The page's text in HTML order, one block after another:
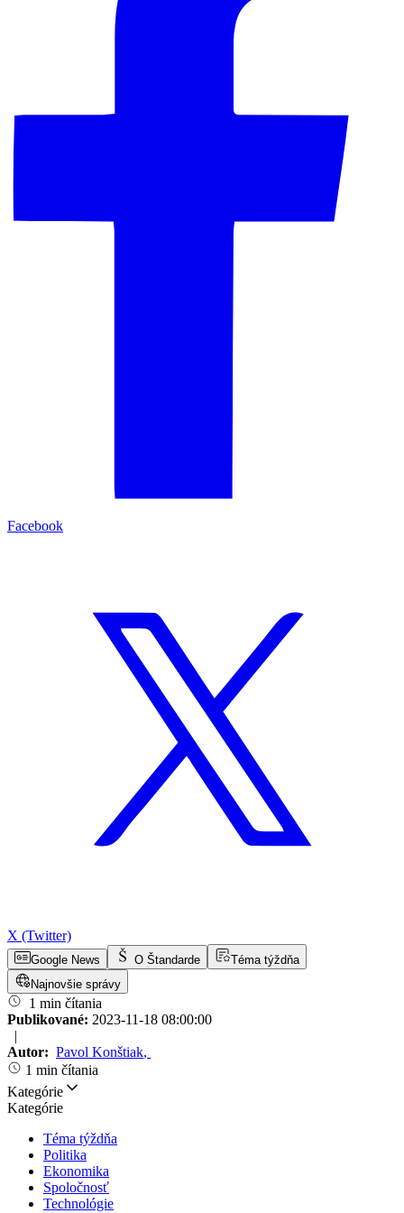
Facebook
X (Twitter)
Google News O Štandarde
Téma týždňa
Najnovšie správy
1 min čítania
Publikované: 2023-11-18 08:00:00
|
Autor: Pavol Konštiak,
1 min čítania
Kategórie
Kategórie
Téma týždňa
Politika
Ekonomika
Spoločnosť
Technológie